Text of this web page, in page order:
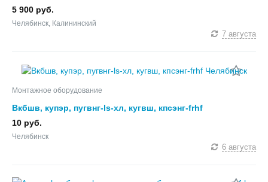
5 900 руб.
Челябинск, Калининский
7 августа
Монтажное оборудование
Вкбшв, купэр, пугвнг-ls-хл, кугвш, кпсэнг-frhf
10 руб.
Челябинск
6 августа